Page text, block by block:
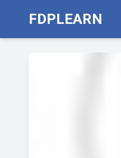
FDPLEARN